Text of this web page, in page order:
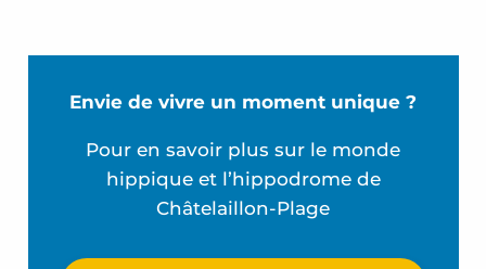
Envie de vivre un moment unique ?
Pour en savoir plus sur le monde
hippique et l’hippodrome de
Châtelaillon-Plage